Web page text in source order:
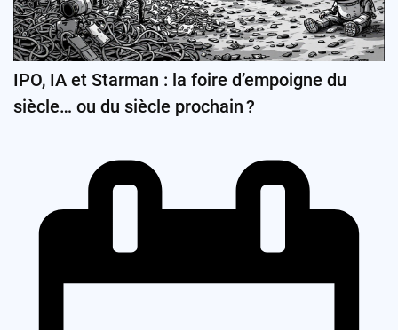
IPO, IA et Starman : la foire d’empoigne du
siècle… ou du siècle prochain ?